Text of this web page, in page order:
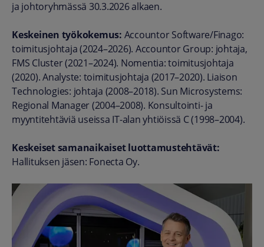
ja johtoryhmässä 30.3.2026 alkaen.
Keskeinen työkokemus: Accountor Software/Finago:
toimitusjohtaja (2024–2026). Accountor Group: johtaja,
FMS Cluster (2021–2024). Nomentia: toimitusjohtaja
(2020). Analyste: toimitusjohtaja (2017–2020). Liaison
Technologies: johtaja (2008–2018). Sun Microsystems:
Regional Manager (2004–2008). Konsultointi- ja
myyntitehtäviä useissa IT-alan yhtiöissä C (1998–2004).
Keskeiset samanaikaiset luottamustehtävät:
Hallituksen jäsen: Fonecta Oy.